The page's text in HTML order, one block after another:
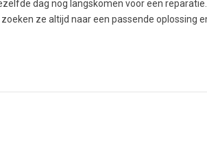
dag nog langskomen voor een
ze altijd naar een passende oplossing